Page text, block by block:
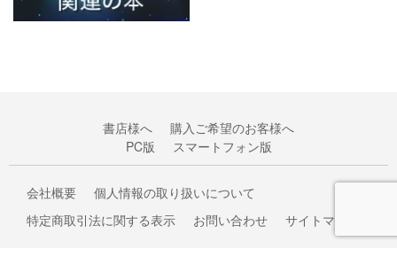
書店様へ
購入ご希望のお客様へ
PC版
スマートフォン版
会社概要
個人情報の取り扱いについて
特定商取引法に関する表示
お問い合わせ サイトマップ